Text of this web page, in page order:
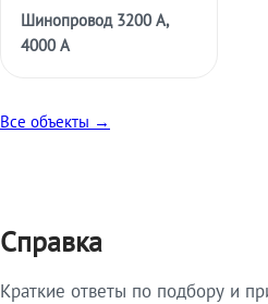
Шинопровод 3200 А,
4000 А
Все объекты →
Справка
Краткие ответы по подбору и